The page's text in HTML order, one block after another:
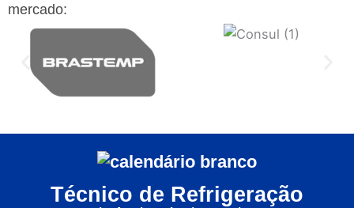
mercado:
Técnico de Refrigeração